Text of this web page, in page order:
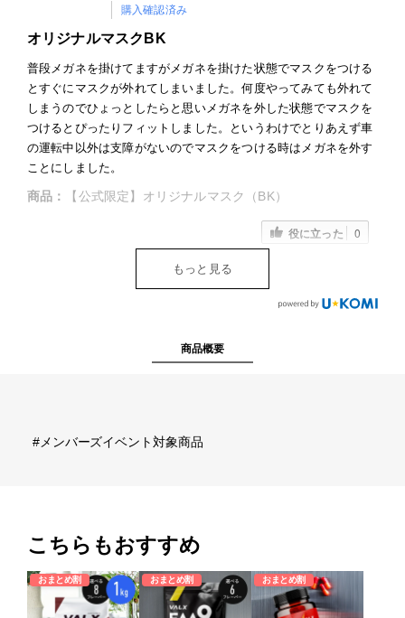
ふるさと納税
楽天
ふるさとチョイス
購入確認済み
オリジナルマスクBK
普段メガネを掛けてますがメガネを掛けた状態でマスクをつける
とすぐにマスクが外れてしまいました。何度やってみても外れて
しまうのでひょっとしたらと思いメガネを外した状態でマスクを
つけるとぴったりフィットしました。というわけでとりあえず車
の運転中以外は支障がないのでマスクをつける時はメガネを外す
ことにしました。
商品： 【公式限定】オリジナルマスク（BK）
役に立った 0
もっと見る
商品概要
#メンバーズイベント対象商品
こちらもおすすめ
おまとめ割 おまとめ割 おまとめ割